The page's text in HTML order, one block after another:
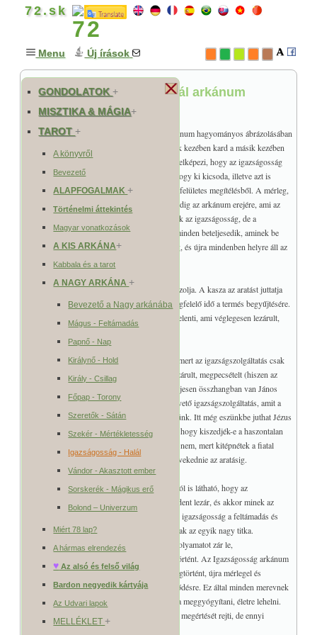
72.sk
Menu Új írások
GONDOLATOK+
MISZTIKA & MÁGIA+
TAROT+
A könyvről
Bevezető
ALAPFOGALMAK+
Történelmi áttekintés
Magyar vonatkozások
A KIS ARKÁNA+
Kabbala és a tarot
A NAGY ARKÁNA+
Bevezető a Nagy arkánába
Mágus - Feltámadás
Papnő - Nap
Királynő - Hold
Király - Csillag
Főpap - Torony
Szeretők - Sátán
Szekér - Mértékletesség
Igazságosság - Halál
Vándor - Akasztott ember
Sorskerék - Mágikus erő
Bolond – Univerzum
Miért 78 lap?
A hármas elrendezés
♥ Az alsó és felső világ
Bardon negyedik kártyája
Az Udvari lapok
MELLÉKLET+
Az Igazságosság és a Halál arkánum
kapcsolata
Az Igazságosság (harmónia, kiegyenlítés) arkánum hagyományos ábrázolásában
egy angyalt vagy királynőt látunk, akinek egyik kezében kard a másik kezében
mérleg. Gyakran szeme be van kötve, ami azt jelképezi, hogy az igazságosság
előtt mindenki egyenlő és nem tekinthet arra, hogy ki kicsoda, illetve azt is
kifejezheti, hogy szívével látja mi az igaz, nem felületes megítélésből. A mérleg,
a cselekedetek megmérettetésére utal, a kard pedig az arkánum erejére, ami az
igazságosságnak hatalmat ad. Ez a lap nem csak az igazságosság, de a
megérdemelt jutalom és harmónia lapja is. Itt minden beteljesedik, aminek be
kell teljesednie, kiegyenlítődik minden adósság, és újra mindenben helyre áll az
egyensúly.
A Halál arkánum általában a nagy kaszást ábrázolja. A kasza az aratást juttatja
eszünkbe, amikor minden beérett és eljött a megfelelő idő a termés begyűjtésére.
Valójában ez a fejlődés egyik fázisának végét jelenti, ami véglegesen lezárult,
A két arkánum kapcsolata megint egyértelmű, mert az igazságszolgáltatás csak
akkor veheti kezdetét, ha valami véglegesen lezárult, megpecsételt (hiszen az
utolsó órában is megváltozhat valaki). Ezzel teljesen összhangban van János
Jelenések könyvében a pecsétek felnyitását követő igazságszolgáltatás, amit a
Kis arkána föld igazságosságánál már kifejtettünk. Itt még eszünkbe juthat Jézus
példázata, amikor tanítványai azt kérdezik tőle, hogy kiszedjék-e a haszontalan
konkolyt a búzából, mire Jézus azt feleli, hogy nem, mert kitépnétek a fiatal
búzát is a konkollyal, a kettőnek együtt kell növekednie az aratásig.
A két arkánum dualitása és annak egysége abból is látható, hogy az
igazságosság ellentétben áll a halállal, ami mindent lezár, és akkor minek az
igazságosság? Ez viszont azt is jelenti, hogy az igazságosság a feltámadás és
örök élet védelmezője, ami ennek az arkánumnak az egyik nagy titka.
A Halál arkánum időben előre meghatározott folyamatot zár le,
megváltoztathatatlanná téve mindazt, ami megtörtént. Az Igazságosság arkánum
viszont időtől független, mert mindent, ami megtörtént, újra mérlegel és
kiegyenlít, miáltal lehetőséget ad a további fejlődésre. Ez által minden merevnek
és változtathatatlannak hitt struktúrát képes újra meggyógyítani, életre lehelni.
A két arkánum kapcsolata még jóval több titok megértését rejti, de ennyi
magyarázat elegendő a megértéshez.